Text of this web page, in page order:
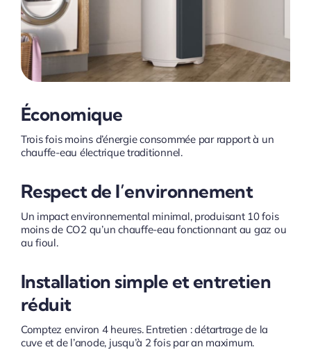
Économique
Trois fois moins d’énergie consommée par rapport à un
chauffe-eau électrique traditionnel.
Respect de l’environnement
Un impact environnemental minimal, produisant 10 fois
moins de CO2 qu’un chauffe-eau fonctionnant au gaz ou
au fioul.
Installation simple et entretien
réduit
Comptez environ 4 heures. Entretien : détartrage de la
cuve et de l’anode, jusqu’à 2 fois par an maximum.